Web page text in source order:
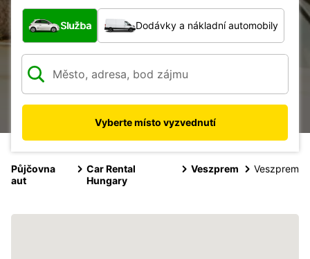
Jaký typ vozidla?
Služba Dodávky a nákladní automobily
Vyberte místo vyzvednutí
Půjčovna
aut
Car Rental
Hungary
Veszprem Veszprem